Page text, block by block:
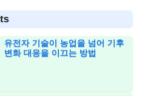
유전자 기술이 농업을 넘어 기후
변화 대응을 이끄는 방법